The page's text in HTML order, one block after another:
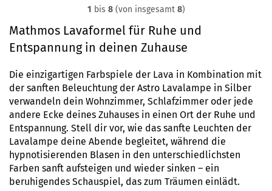
1 bis 8(von insgesamt 8)
Mathmos Lavaformel für Ruhe und
Entspannung in deinen Zuhause
Die einzigartigen Farbspiele der Lava in Kombination mit
der sanften Beleuchtung der Astro Lavalampe in Silber
verwandeln dein Wohnzimmer, Schlafzimmer oder jede
andere Ecke deines Zuhauses in einen Ort der Ruhe und
Entspannung. Stell dir vor, wie das sanfte Leuchten der
Lavalampe deine Abende begleitet, während die
hypnotisierenden Blasen in den unterschiedlichsten
Farben sanft aufsteigen und wieder sinken – ein
beruhigendes Schauspiel, das zum Träumen einlädt.